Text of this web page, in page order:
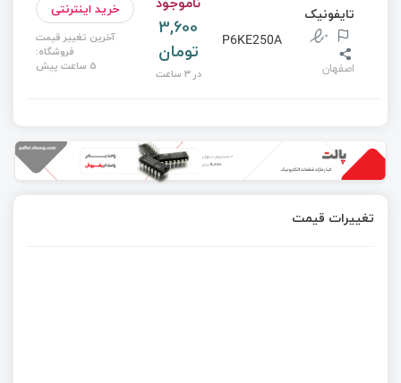
تایفونیک
اصفهان
P6KE250A
3,600
تومان
در 3 ساعت
خرید اینترنتی
آخرین تغییر قیمت
فروشگاه:
5 ساعت پیش
تغییرات قیمت